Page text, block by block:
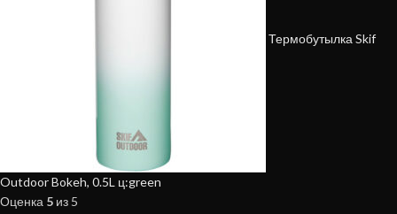
Термобутылка Skif
Outdoor Bokeh, 0.5L ц:green
Оценка 5 из 5